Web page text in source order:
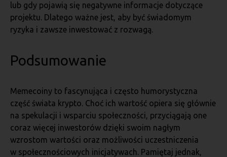
lub gdy pojawią się negatywne informacje dotyczące
projektu. Dlatego ważne jest, aby być świadomym
ryzyka i zawsze inwestować z rozwagą.
Podsumowanie
Memecoiny to fascynująca i często humorystyczna
część świata krypto. Choć ich wartość opiera się głównie
na spekulacji i wsparciu społeczności, przyciągają one
coraz więcej inwestorów dzięki swoim nagłym
wzrostom wartości oraz możliwości uczestniczenia
w społecznościowych inicjatywach. Pamiętaj jednak,